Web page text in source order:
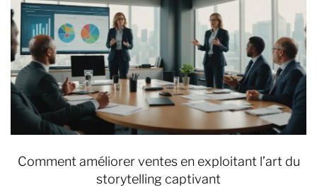
Comment améliorer ventes en exploitant l’art du
storytelling captivant